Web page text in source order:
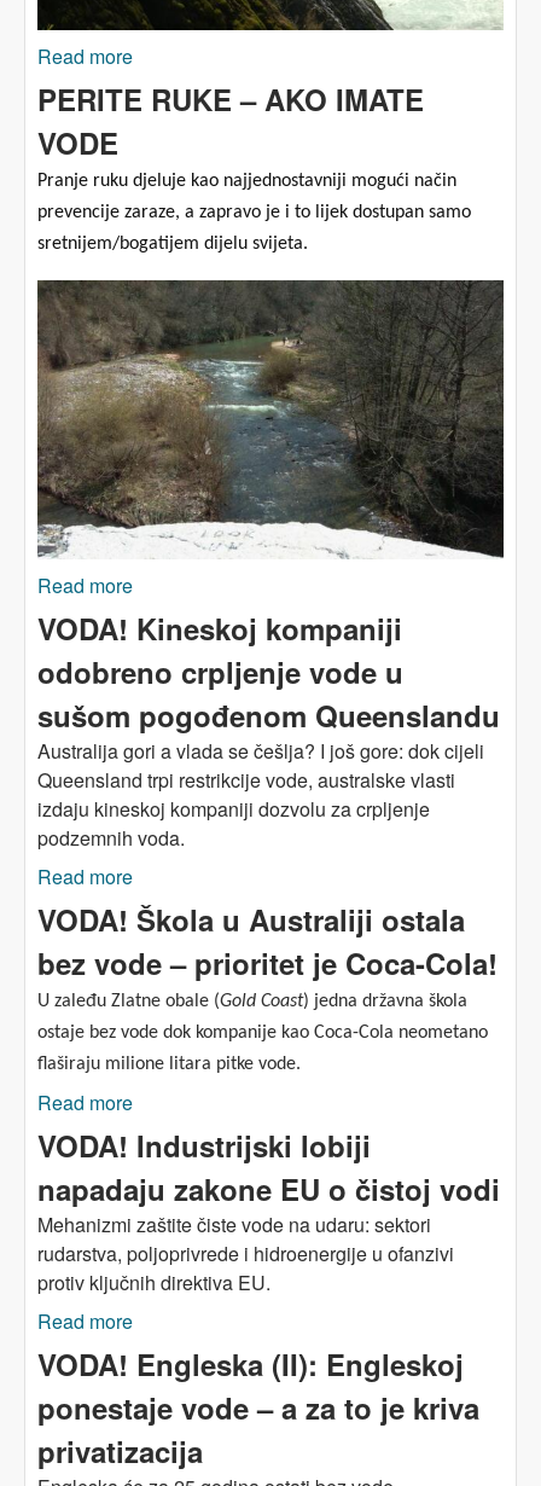
Read more
Katalonija pokazuje kako
PERITE RUKE – AKO IMATE
VODE
Pranje ruku djeluje kao najjednostavniji mogući način
prevencije zaraze, a zapravo je i to lijek dostupan samo
sretnijem/bogatijem dijelu svijeta.
Read more
VODA! Kineskoj kompaniji
odobreno crpljenje vode u
sušom pogođenom Queenslandu
Australija gori a vlada se češlja? I još gore: dok cijeli
Queensland trpi restrikcije vode, australske vlasti
izdaju kineskoj kompaniji dozvolu za crpljenje
podzemnih voda.
Read more
crpljenje vode u sušom pogođenom
Queenslandu
VODA! Škola u Australiji ostala
bez vode – prioritet je Coca-Cola!
U zaleđu Zlatne obale (Gold Coast) jedna državna škola
ostaje bez vode dok kompanije kao Coca-Cola neometano
flaširaju milione litara pitke vode.
Read more
– prioritet je Coca-Cola!
VODA! Industrijski lobiji
napadaju zakone EU o čistoj vodi
Mehanizmi zaštite čiste vode na udaru: sektori
rudarstva, poljoprivrede i hidroenergije u ofanzivi
protiv ključnih direktiva EU.
Read more
EU o čistoj vodi
VODA! Engleska (II): Engleskoj
ponestaje vode – a za to je kriva
privatizacija